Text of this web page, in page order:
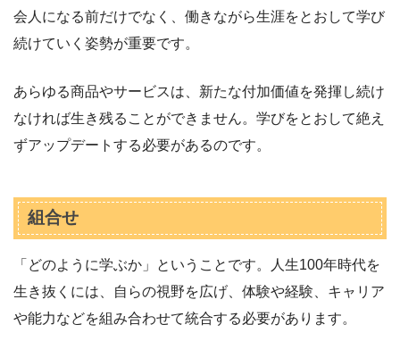
会人になる前だけでなく、働きながら生涯をとおして学び
続けていく姿勢が重要です。
あらゆる商品やサービスは、新たな付加価値を発揮し続け
なければ生き残ることができません。学びをとおして絶え
ずアップデートする必要があるのです。
組合せ
「どのように学ぶか」ということです。人生100年時代を
生き抜くには、自らの視野を広げ、体験や経験、キャリア
や能力などを組み合わせて統合する必要があります。